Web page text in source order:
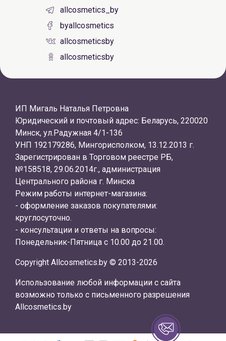
allcosmetics_by
byallcosmetics
allcosmeticsby
allcosmeticsby
ИП Мигаль Наталья Петровна
Юридический и почтовый адрес: Беларусь, 220020
Минск, ул.Радужная 4/1-136
УНП 192179286, Мингорисполком, 13.12.2013 г.
Зарегистрирован в Торговом реестре РБ,
№158518, 29.06.2014г., администрация
Центрального района г. Минска
Режим работы интернет-магазина:
- оформление заказов покупателями:
круглосуточно.
- консультации и ответы на вопросы:
Понедельник-Пятница с 10.00 до 21.00.
Copyright Allcosmetics.by © 2013-2026
Использование любой информации с сайта
возможно только с письменного разрешения
Allcosmetics.by